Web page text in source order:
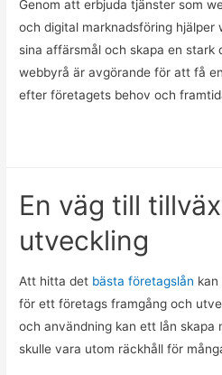
Genom att erbjuda tjänster som
och digital marknadsföring
sina affärsmål och skapa en
webbyrå är avgörande för att få
efter företagets behov och
En väg till
utveckling
Att hitta det bästa företagslån
för ett företags framgång och
och användning kan ett lån skapa
skulle vara utom räckhåll för